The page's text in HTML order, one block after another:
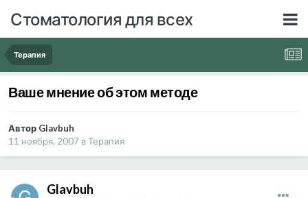
Стоматология для всех
Терапия
Ваше мнение об этом методе
Автор Glavbuh
11 ноября, 2007 вТерапия
Glavbuh